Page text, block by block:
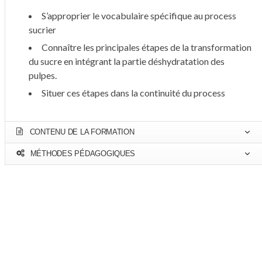
S’approprier le vocabulaire spécifique au process
sucrier
Connaître les principales étapes de la transformation
du sucre en intégrant la partie déshydratation des
pulpes.
Situer ces étapes dans la continuité du process
CONTENU DE LA FORMATION
MÉTHODES PÉDAGOGIQUES